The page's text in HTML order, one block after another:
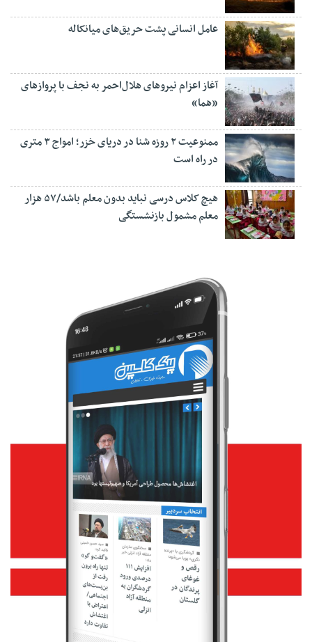
عامل انسانی پشت حریق‌های میانکاله
آغاز اعزام نیروهای هلال‌احمر به نجف با پروازهای
«هما»
ممنوعیت ۲ روزه شنا در دریای خزر؛ امواج ۳ متری
در راه است
هیچ کلاس درسی نباید بدون معلم باشد/۵۷ هزار
معلم مشمول بازنشستگی